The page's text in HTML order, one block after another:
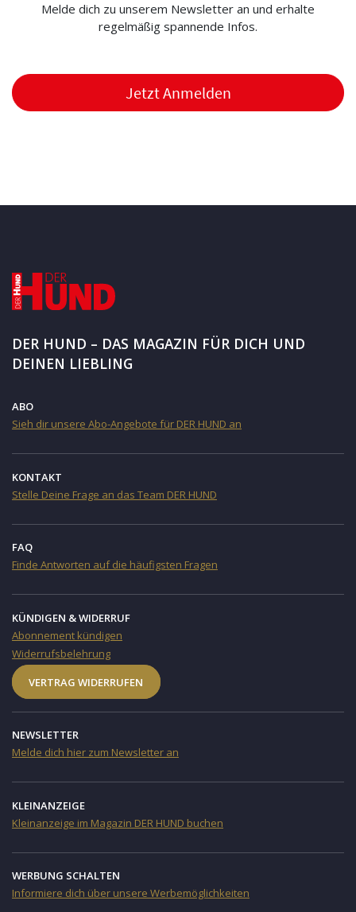
Melde dich zu unserem Newsletter an und erhalte
regelmäßig spannende Infos.
Jetzt Anmelden
DER HUND – DAS MAGAZIN FÜR DICH UND
DEINEN LIEBLING
ABO
Sieh dir unsere Abo-Angebote für DER HUND an
KONTAKT
Stelle Deine Frage an das Team DER HUND
FAQ
Finde Antworten auf die häufigsten Fragen
KÜNDIGEN & WIDERRUF
Abonnement kündigen
Widerrufsbelehrung
VERTRAG WIDERRUFEN
NEWSLETTER
Melde dich hier zum Newsletter an
KLEINANZEIGE
Kleinanzeige im Magazin DER HUND buchen
WERBUNG SCHALTEN
Informiere dich über unsere Werbemöglichkeiten